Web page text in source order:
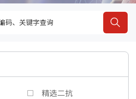
精选二抗